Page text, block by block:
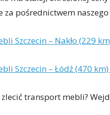
za pośrednictwem
Szczecin – Nakło (229
Szczecin – Łódź (470
zlecić transport mebli?